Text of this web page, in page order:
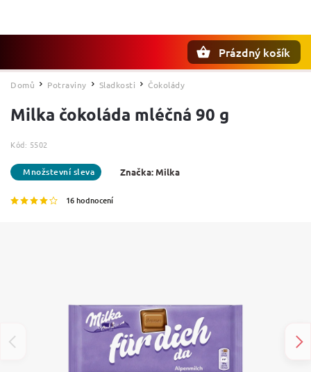
Prázdný košík
Domů / Potraviny / Sladkosti / Čokolády
Milka čokoláda mléčná 90 g
Kód: 5502
16 hodnocení
Značka:Milka